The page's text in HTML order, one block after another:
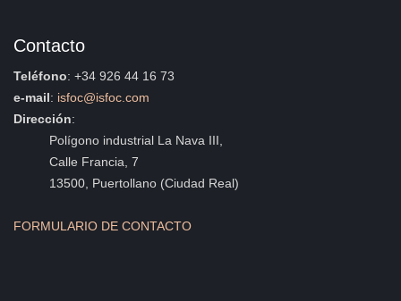
Contacto
Teléfono: +34 926 44 16 73
e-mail: isfoc@isfoc.com
Dirección:
Polígono industrial La Nava III,
Calle Francia, 7
13500, Puertollano (Ciudad Real)
FORMULARIO DE CONTACTO